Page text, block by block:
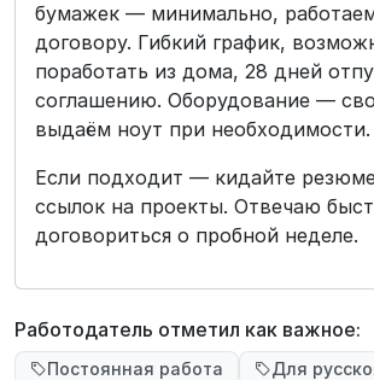
бумажек — минимально,
договору. Гибкий график,
поработать из дома, 28 дней
соглашению. Оборудование —
выдаём ноут при необходимости.
Если подходит — кидайте
ссылок на проекты. Отвечаю
договориться о пробной неделе.
Работодатель отметил как важное:
Постоянная работа
Для